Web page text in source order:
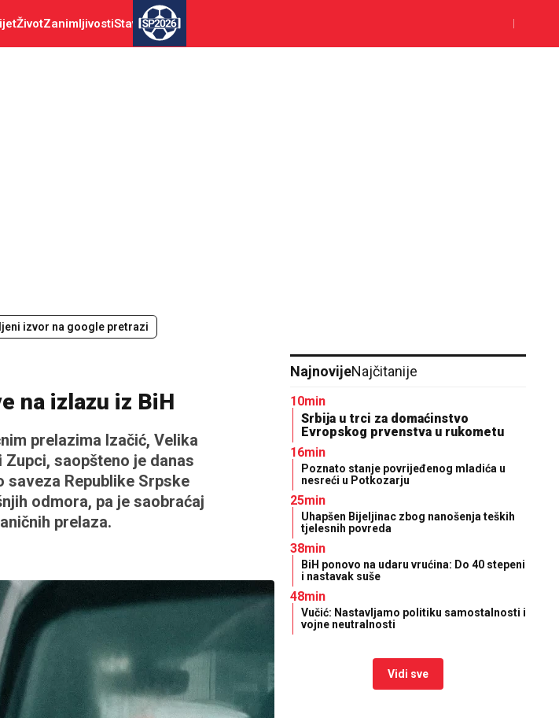
ŽivotZanimljivostiStav SP2026
izvor na google pretrazi
na izlazu iz BiH
prelazima Izačić, Velika
Zupci, saopšteno je danas
saveza Republike Srpske
odmora, pa je saobraćaj
prelaza.
NajnovijeNajčitanije
10min
Srbija u trci za domaćinstvo
Evropskog prvenstva u rukometu
16min
Poznato stanje povrijeđenog mladića u
nesreći u Potkozarju
25min
Uhapšen Bijeljinac zbog nanošenja teških
tjelesnih povreda
38min
BiH ponovo na udaru vrućina: Do 40 stepeni
i nastavak suše
48min
Vučić: Nastavljamo politiku samostalnosti i
vojne neutralnosti
Vidi sve